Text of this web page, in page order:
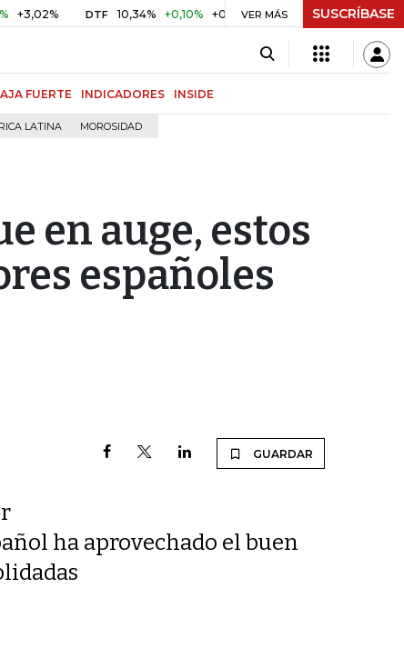
DTF 10,34% +0,10% +0,98% UVR $ 416,91 +$ 0,05 +0,01%
VER MÁS SUSCRÍBASE
FUERTE INDICADORES INSIDE
LATINA MOROSIDAD
en auge, estos
españoles
GUARDAR
ha aprovechado el buen